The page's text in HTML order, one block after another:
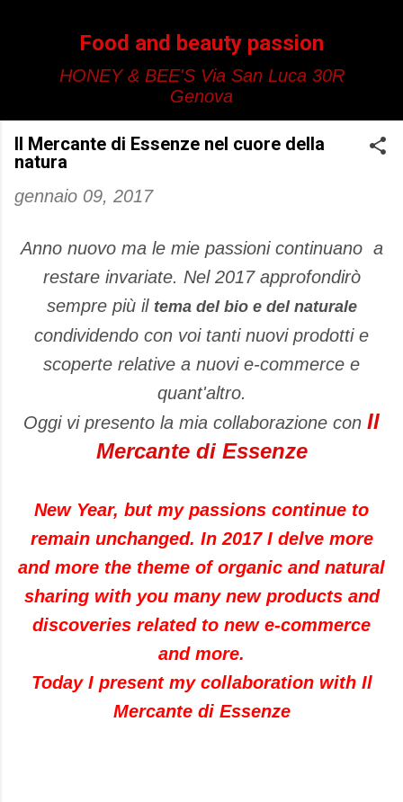
Food and beauty passion
HONEY & BEE'S Via San Luca 30R
Genova
Il Mercante di Essenze nel cuore della
natura
gennaio 09, 2017
Anno nuovo ma le mie passioni continuano a
restare invariate. Nel 2017 approfondirò
sempre più il tema del bio e del naturale
condividendo con voi tanti nuovi prodotti e
scoperte relative a nuovi e-commerce e
quant'altro.
Oggi vi presento la mia collaborazione con Il
Mercante di Essenze
New Year, but my passions continue to
remainunchanged. In 2017 I delve more
and more the theme of organic and natural
sharing with youmany new products and
discoveries related to new e-commerce
and more.
Today I present my collaboration with Il
Mercante di Essenze